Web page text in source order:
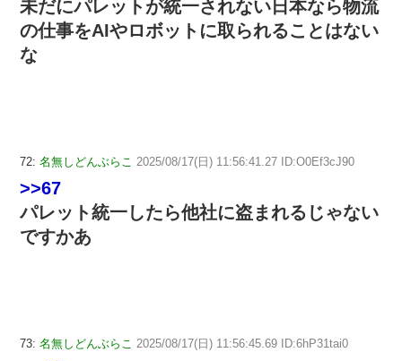
未だにパレットが統一されない日本なら物流
の仕事をAIやロボットに取られることはない
な
72: 名無しどんぶらこ 2025/08/17(日) 11:56:41.27 ID:O0Ef3cJ90
>>67
パレット統一したら他社に盗まれるじゃない
ですかあ
73: 名無しどんぶらこ 2025/08/17(日) 11:56:45.69 ID:6hP31tai0